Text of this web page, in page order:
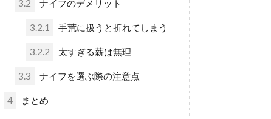
3.2 ナイフのデメリット
3.2.1 手荒に扱うと折れてしまう
3.2.2 太すぎる薪は無理
3.3 ナイフを選ぶ際の注意点
4 まとめ